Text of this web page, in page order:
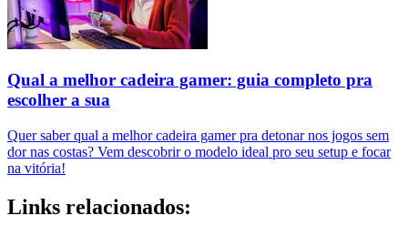
Qual a melhor cadeira gamer: guia completo pra
escolher a sua
Quer saber qual a melhor cadeira gamer pra detonar nos jogos sem
dor nas costas? Vem descobrir o modelo ideal pro seu setup e focar
na vitória!
Links relacionados: